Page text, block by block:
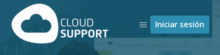
Iniciar sesión